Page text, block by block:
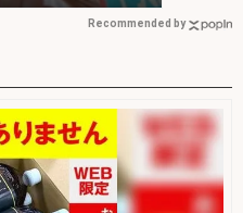
Recommended by